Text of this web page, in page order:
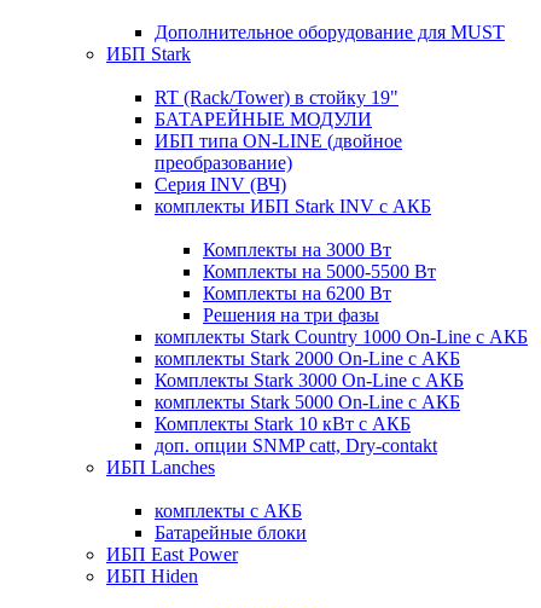
Дополнительное оборудование для MUST
ИБП Stark
RT (Rack/Tower) в стойку 19"
БАТАРЕЙНЫЕ МОДУЛИ
ИБП типа ON-LINE (двойное
преобразование)
Серия INV (ВЧ)
комплекты ИБП Stark INV с АКБ
Комплекты на 3000 Вт
Комплекты на 5000-5500 Вт
Комплекты на 6200 Вт
Решения на три фазы
комплекты Stark Country 1000 On-Line с АКБ
комплекты Stark 2000 On-Line с АКБ
Комплекты Stark 3000 On-Line с АКБ
комплекты Stark 5000 On-Line с АКБ
Комплекты Stark 10 кВт с АКБ
доп. опции SNMP catt, Dry-contakt
ИБП Lanches
комплекты с АКБ
Батарейные блоки
ИБП East Power
ИБП Hiden